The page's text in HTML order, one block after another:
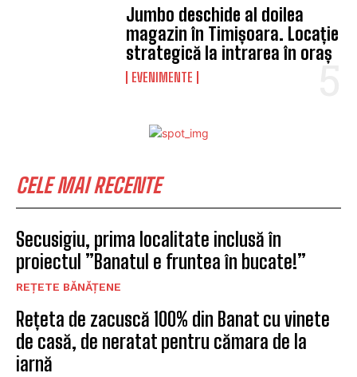
Jumbo deschide al doilea
magazin în Timișoara. Locație
strategică la intrarea în oraș
EVENIMENTE
CELE MAI RECENTE
Secusigiu, prima localitate inclusă în
proiectul ”Banatul e fruntea în bucate!”
REȚETE BĂNĂȚENE
Rețeta de zacuscă 100% din Banat cu vinete
de casă, de neratat pentru cămara de la
iarnă